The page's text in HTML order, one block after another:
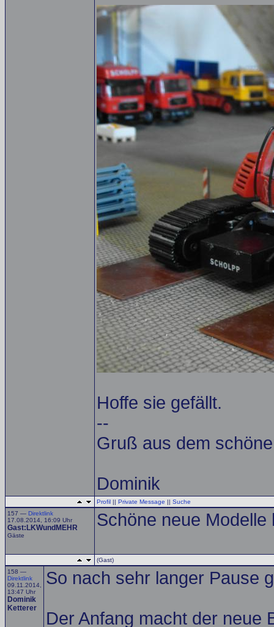
Hoffe sie gefällt.
--
Gruß aus dem
Dominik
Profil || Private Message || Suche
157 — Direktlink
17.08.2014, 16:09 Uhr
Gast:LKWundMEHR
Gäste
Schöne neue
(Gast)
158 —
Direktlink
09.11.2014,
13:47 Uhr
Dominik
Ketterer
So nach sehr langer Pause
Der Anfang macht der neue